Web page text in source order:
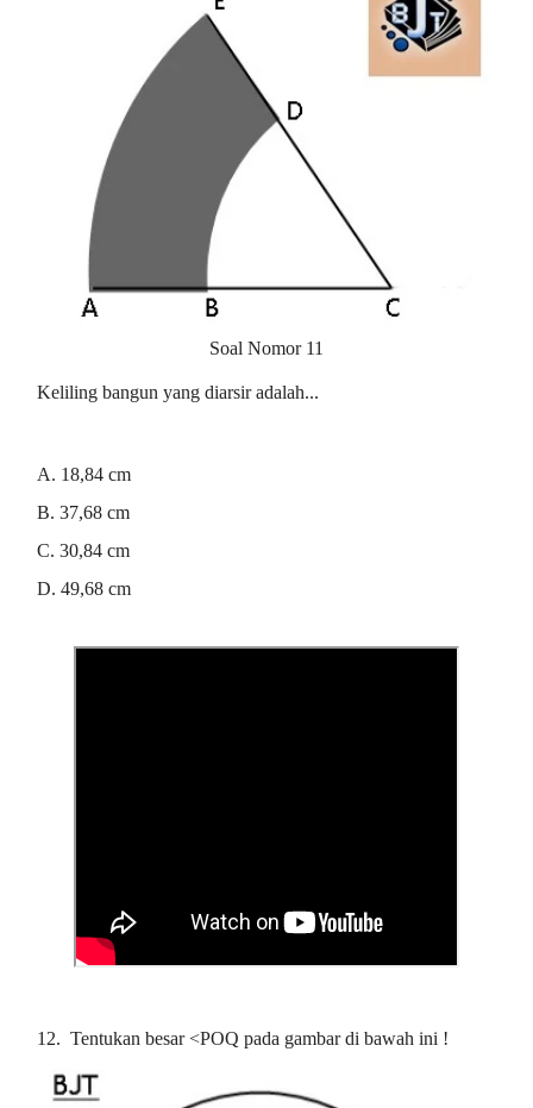
Soal Nomor 11
Keliling bangun yang diarsir adalah...
A. 18,84 cm
B. 37,68 cm
C. 30,84 cm
D. 49,68 cm
12. Tentukan besar <POQ pada gambar di bawah ini !